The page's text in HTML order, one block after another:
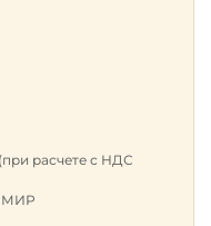
расчете с НДС
МИР